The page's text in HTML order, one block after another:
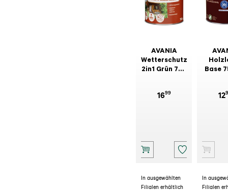
AVANIA
Wetterschutzfarbe
2in1 Grün 750
1699
Base
12
In ausgewählten
Filialen erhältlich
In
Filialen